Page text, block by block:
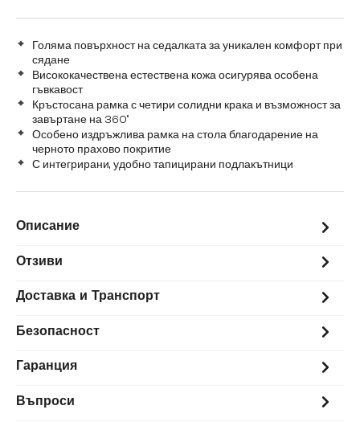
Голяма повърхност на седалката за уникален комфорт при
сядане
Висококачествена естествена кожа осигурява особена
гъвкавост
Кръстосана рамка с четири солидни крака и възможност за
завъртане на 360°
Особено издръжлива рамка на стола благодарение на
черното прахово покритие
С интегрирани, удобно тапицирани подлакътници
Описание
Отзиви
Доставка и Транспорт
Безопасност
Гаранция
Въпроси